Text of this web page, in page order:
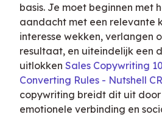
basis. Je moet beginnen met
aandacht met een relevante
interesse wekken, verlangen
resultaat, en uiteindelijk een
uitlokken Sales Copywriting
Converting Rules - Nutshell
copywriting breidt dit uit
emotionele verbinding en